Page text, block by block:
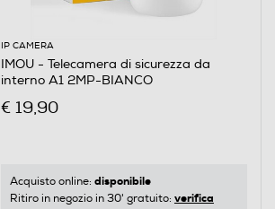
IP CAMERA
IMOU - Telecamera di sicurezza da
interno A1 2MP-BIANCO
€ 19,90
Acquisto online: disponibile
Ritiro in negozio in 30' gratuito: verifica